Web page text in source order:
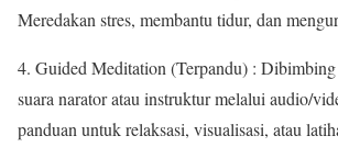
Meredakan stres, membantu tidur, dan
4. Guided Meditation (Terpandu) :
suara narator atau instruktur melalui audio/
panduan untuk relaksasi, visualisasi, atau